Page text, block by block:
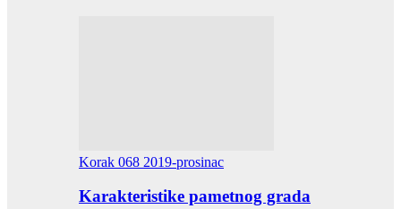
Korak 068 2019-prosinac
Karakteristike pametnog grada